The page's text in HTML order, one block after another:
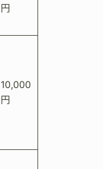
円
10,000
円